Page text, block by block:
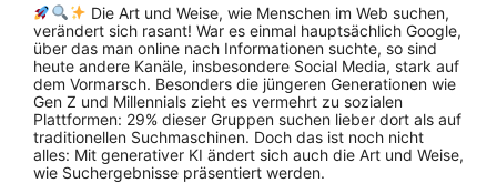
Die Art und Weise, wie Menschen im Web suchen,
verändert sich rasant! War es einmal hauptsächlich Google,
über das man online nach Informationen suchte, so sind
heute andere Kanäle, insbesondere Social Media, stark auf
dem Vormarsch. Besonders die jüngeren Generationen wie
Gen Z und Millennials zieht es vermehrt zu sozialen
Plattformen: 29% dieser Gruppen suchen lieber dort als auf
traditionellen Suchmaschinen. Doch das ist noch nicht
alles: Mit generativer KI ändert sich auch die Art und Weise,
wie Suchergebnisse präsentiert werden.